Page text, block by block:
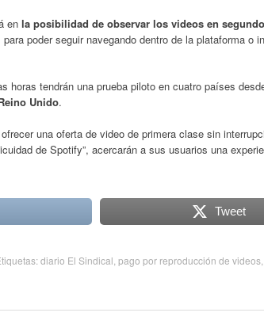
en la posibilidad de observar los videos en
poder seguir navegando dentro de la plataforma o
horas tendrán una prueba piloto en cuatro países
Unido.
una oferta de video de primera clase sin
de Spotify”, acercarán a sus usuarios una
Tweet
diario El Sindical pago por reproducción de videos